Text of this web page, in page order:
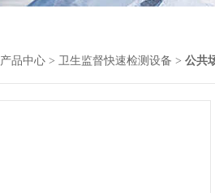
产品中心 > 卫生监督快速检测设备 > 公共